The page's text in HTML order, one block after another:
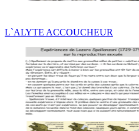
L`ALYTE ACCOUCHEUR